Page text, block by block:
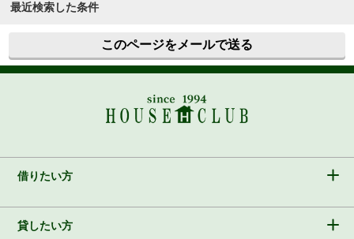
最近検索した条件
このページをメールで送る
借りたい方
貸したい方